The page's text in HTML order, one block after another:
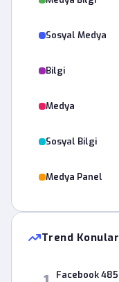
Sosyal Medya
Bilgi
Medya
Sosyal Bilgi
Medya Panel
Trend Konular
Facebook